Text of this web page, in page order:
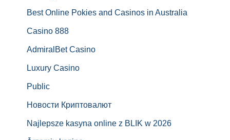
Best Online Pokies and Casinos in Australia
Casino 888
AdmiralBet Casino
Luxury Casino
Public
Новости Криптовалют
Najlepsze kasyna online z BLIK w 2026